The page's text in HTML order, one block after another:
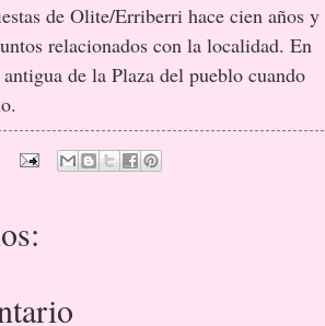
de Olite/Erriberri hace cien años y
relacionados con la localidad. En
de la Plaza del pueblo cuando